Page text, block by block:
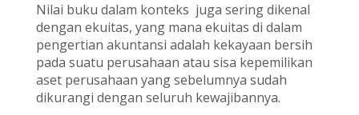
Nilai buku dalam konteks juga sering dikenal
dengan ekuitas, yang mana ekuitas di dalam
pengertian akuntansi adalah kekayaan bersih
pada suatu perusahaan atau sisa kepemilikan
aset perusahaan yang sebelumnya sudah
dikurangi dengan seluruh kewajibannya.